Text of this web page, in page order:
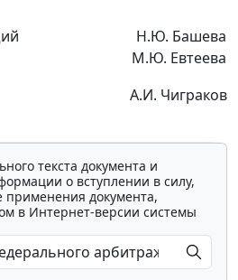
Н.Ю. Башева
М.Ю. Евтеева
А.И. Чиграков
текста документа и
о вступлении в силу,
применения документа,
в Интернет-версии системы